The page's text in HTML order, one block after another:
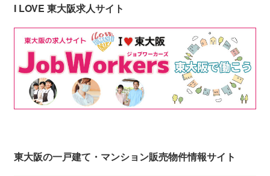
I LOVE 東大阪求人サイト
東大阪の一戸建て・マンション販売物件情報サイト